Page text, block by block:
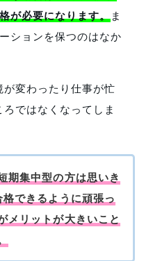
が必要になります。ま
ションを保つのはなか
変わったり仕事が忙
ではなくなってしま
期集中型の方は思いき
格できるように頑張っ
メリットが大きいこと